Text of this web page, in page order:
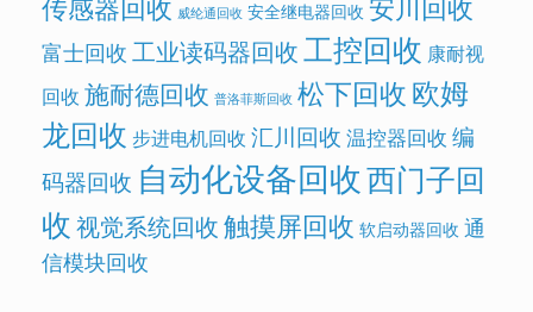
威纶通回收 安全继电器回收
富士回收工业读码器回收工控回收 康耐视
回收 施耐德回收 普洛菲斯回收 松下回收欧姆
龙回收 步进电机回收 汇川回收 温控器回收 编
码器回收 自动化设备回收西门子回
收视觉系统回收触摸屏回收 软启动器回收 通
信模块回收